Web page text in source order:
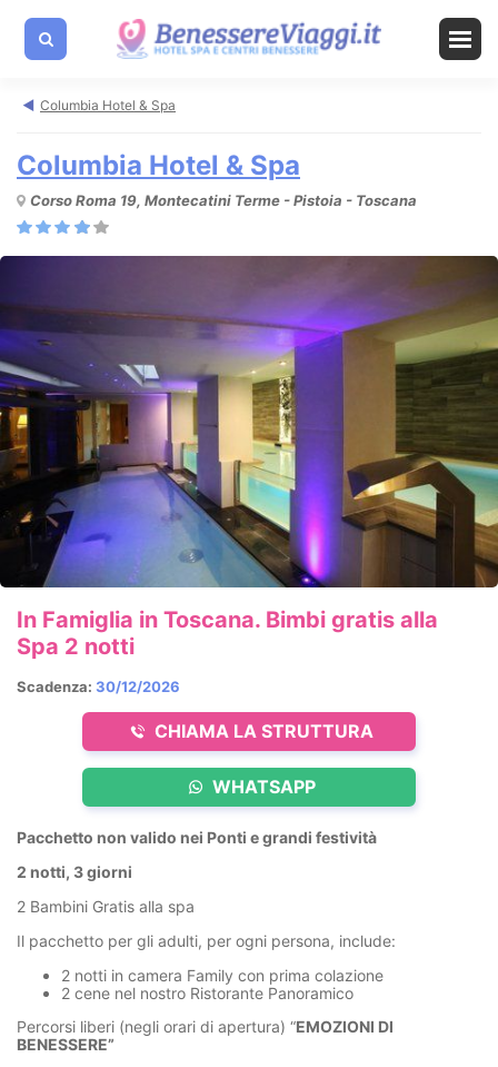
Columbia Hotel & Spa
Columbia Hotel & Spa
Corso Roma 19, Montecatini Terme - Pistoia - Toscana
CHIAMA LA STRUTTURA
WHATSAPP
Scadenza: 30/12/2026
In Famiglia in Toscana. Bimbi gratis alla
Spa 2 notti
Pacchetto non valido nei Ponti e grandi festività
2 notti, 3 giorni
2 Bambini Gratis alla spa
Il pacchetto per gli adulti, per ogni persona, include:
2 notti in camera Family con prima colazione
2 cene nel nostro Ristorante Panoramico
Percorsi liberi (negli orari di apertura) “EMOZIONI DI
BENESSERE”